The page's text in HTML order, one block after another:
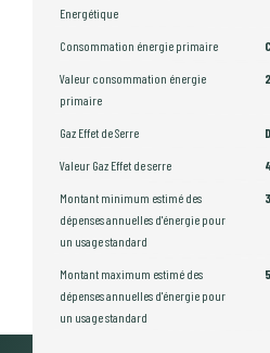
Energétique
Consommation énergie primaire C
Valeur consommation énergie
primaire
Gaz Effet de Serre D
Valeur Gaz Effet de serre
Montant minimum estimé des
dépenses annuelles d'énergie pour
un usage standard
Montant maximum estimé des
dépenses annuelles d'énergie pour
un usage standard